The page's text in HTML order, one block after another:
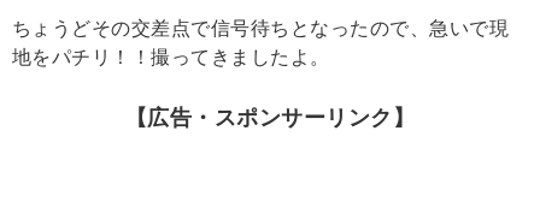
ちょうどその交差点で信号待ちとなったので、急いで現
地をパチリ！！撮ってきましたよ。
【広告・スポンサーリンク】